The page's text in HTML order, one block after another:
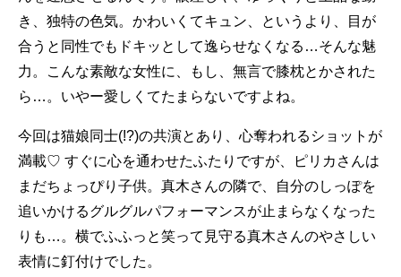
き、独特の色気。かわいくてキュン、というより、目が
合うと同性でもドキッとして逸らせなくなる…そんな魅
力。こんな素敵な女性に、もし、無言で膝枕とかされた
ら…。いやー愛しくてたまらないですよね。
今回は猫娘同士(!?)の共演とあり、心奪われるショットが
満載♡ すぐに心を通わせたふたりですが、ピリカさんは
まだちょっぴり子供。真木さんの隣で、自分のしっぽを
追いかけるグルグルパフォーマンスが止まらなくなった
りも…。横でふふっと笑って見守る真木さんのやさしい
表情に釘付けでした。